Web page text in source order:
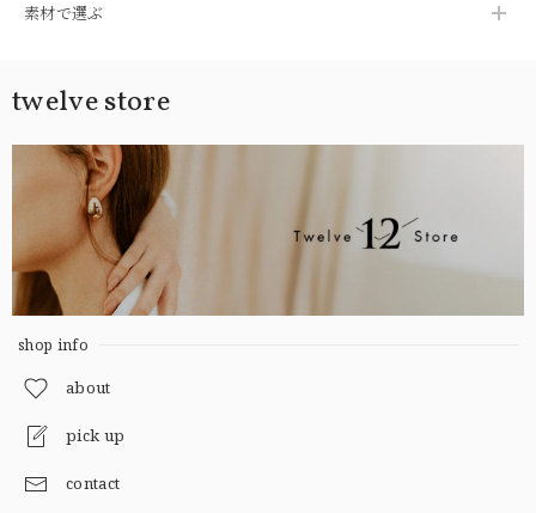
素材で選ぶ
twelve store
shop info
about
pick up
contact